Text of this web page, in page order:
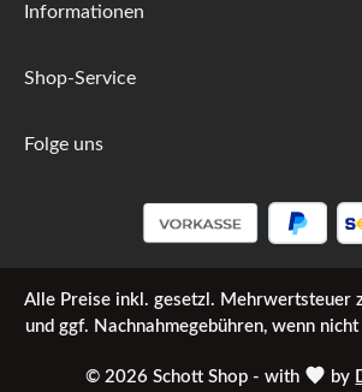
Informationen
Shop-Service
Folge uns
Alle Preise inkl. gesetzl. Mehrwertsteuer
und ggf. Nachnahmegebühren, wenn
© 2026 Schott Shop - with by